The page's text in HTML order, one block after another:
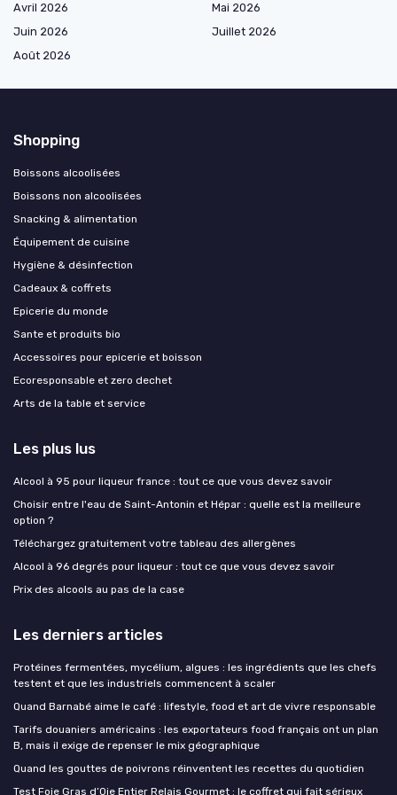
Avril 2026
Mai 2026
Juin 2026
Juillet 2026
Août 2026
Shopping
Boissons alcoolisées
Boissons non alcoolisées
Snacking & alimentation
Équipement de cuisine
Hygiène & désinfection
Cadeaux & coffrets
Epicerie du monde
Sante et produits bio
Accessoires pour epicerie et boisson
Ecoresponsable et zero dechet
Arts de la table et service
Les plus lus
Alcool à 95 pour liqueur france : tout ce que vous devez savoir
Choisir entre l'eau de Saint-Antonin et Hépar : quelle est la meilleure
option ?
Téléchargez gratuitement votre tableau des allergènes
Alcool à 96 degrés pour liqueur : tout ce que vous devez savoir
Prix des alcools au pas de la case
Les derniers articles
Protéines fermentées, mycélium, algues : les ingrédients que les chefs
testent et que les industriels commencent à scaler
Quand Barnabé aime le café : lifestyle, food et art de vivre responsable
Tarifs douaniers américains : les exportateurs food français ont un plan
B, mais il exige de repenser le mix géographique
Quand les gouttes de poivrons réinventent les recettes du quotidien
Test Foie Gras d’Oie Entier Relais Gourmet : le coffret qui fait sérieux